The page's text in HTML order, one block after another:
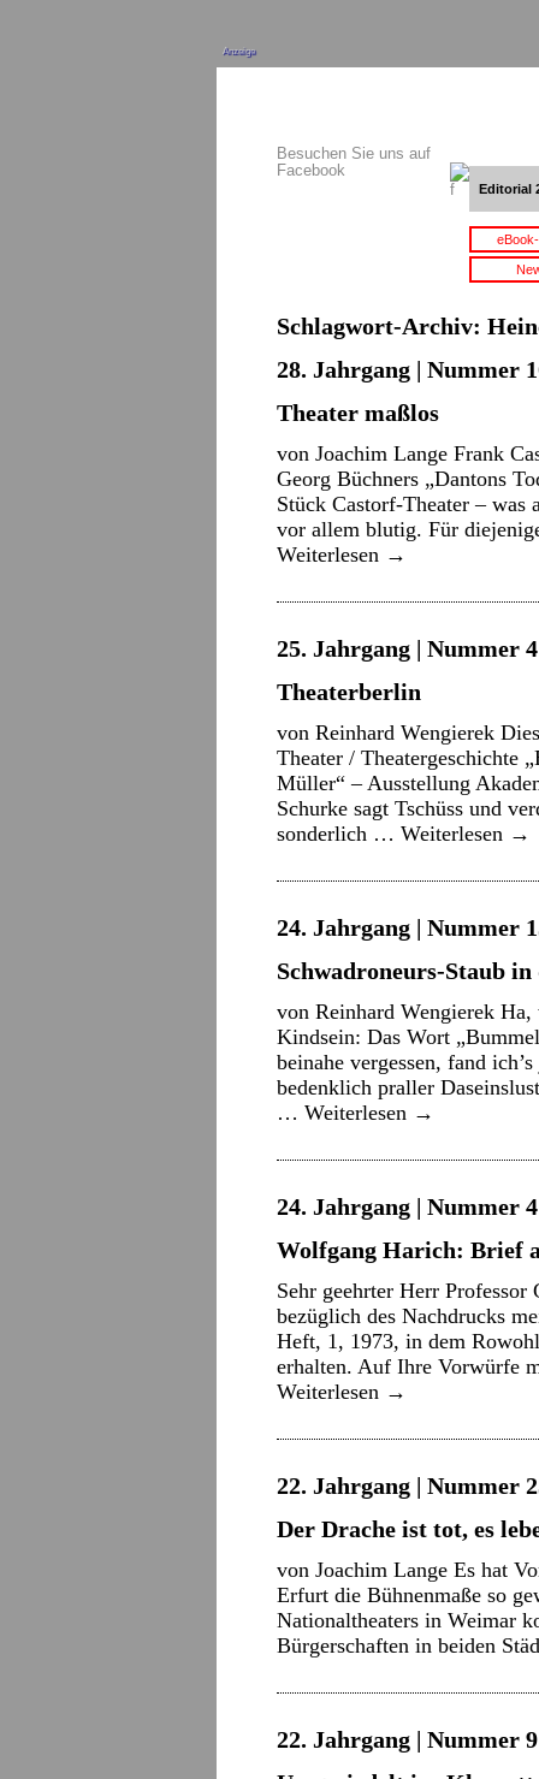
Anzeige
Besuchen Sie uns auf
Facebook
Editorial
Schlagwort-Archiv:
28. Jahrgang | Nummer
Theater maßlos
von Joachim Lange Frank
Georg Büchners „Dantons
Stück Castorf-Theater –
vor allem blutig. Für
Weiterlesen →
25. Jahrgang | Nummer
Theaterberlin
von Reinhard Wengierek
Theater / Theatergeschichte
Müller“ – Ausstellung
Schurke sagt Tschüss und
sonderlich … Weiterlesen →
24. Jahrgang | Nummer
Schwadroneurs-Staub
von Reinhard Wengierek
Kindsein: Das Wort
beinahe vergessen, fand
bedenklich praller
… Weiterlesen →
24. Jahrgang | Nummer
Wolfgang Harich: Brief
Sehr geehrter Herr
bezüglich des Nachdrucks
Heft, 1, 1973, in dem
erhalten. Auf Ihre Vorwürfe
Weiterlesen →
22. Jahrgang | Nummer
Der Drache ist tot, es
von Joachim Lange Es hat
Erfurt die Bühnenmaße so
Nationaltheaters in Weimar
Bürgerschaften in beiden
22. Jahrgang | Nummer